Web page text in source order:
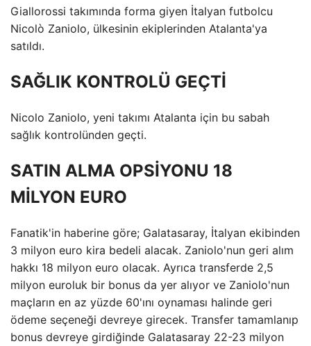
Giallorossi takımında forma giyen İtalyan futbolcu
Nicolò Zaniolo, ülkesinin ekiplerinden Atalanta'ya
satıldı.
SAĞLIK KONTROLÜ GEÇTİ
Nicolo Zaniolo, yeni takımı Atalanta için bu sabah
sağlık kontrolünden geçti.
SATIN ALMA OPSİYONU 18
MİLYON EURO
Fanatik'in haberine göre; Galatasaray, İtalyan ekibinden
3 milyon euro kira bedeli alacak. Zaniolo'nun geri alım
hakkı 18 milyon euro olacak. Ayrıca transferde 2,5
milyon euroluk bir bonus da yer alıyor ve Zaniolo'nun
maçların en az yüzde 60'ını oynaması halinde geri
ödeme seçeneği devreye girecek. Transfer tamamlanıp
bonus devreye girdiğinde Galatasaray 22-23 milyon